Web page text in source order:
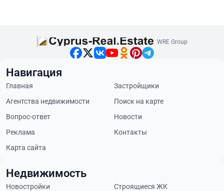
WRE Group
Навигация
Главная
Застройщики
Агентства недвижимости
Поиск на карте
Вопрос-ответ
Новости
Реклама
Контакты
Карта сайта
Недвижимость
Новостройки
Строящиеся ЖК